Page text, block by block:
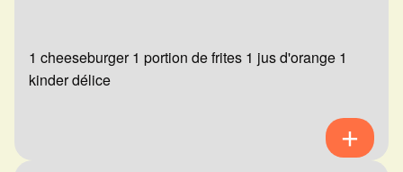
1 cheeseburger 1 portion de frites 1 jus d'orange 1
kinder délice